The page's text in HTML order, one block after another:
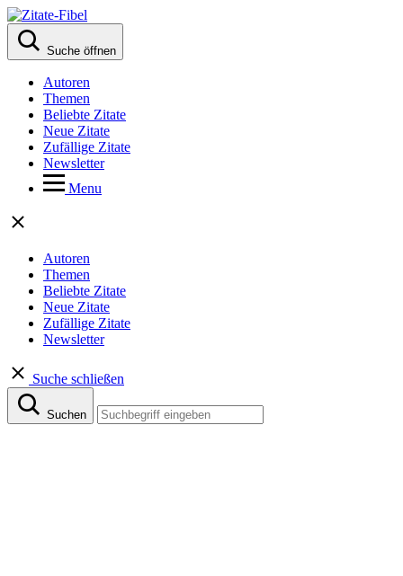
Suche öffnen
Autoren
Themen
Beliebte Zitate
Neue Zitate
Zufällige Zitate
Newsletter
Menu
Autoren
Themen
Beliebte Zitate
Neue Zitate
Zufällige Zitate
Newsletter
Suche schließen
Suchen